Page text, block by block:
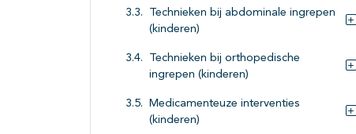
Technieken bij abdominale ingrepen
(kinderen)
Technieken bij orthopedische
ingrepen (kinderen)
Medicamenteuze interventies
(kinderen)